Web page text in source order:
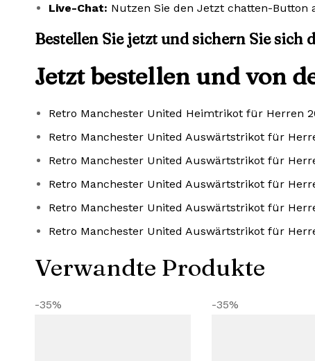
Live-Chat: Nutzen Sie den Jetzt chatten-Button
Bestellen Sie jetzt und sichern Sie sich
Jetzt bestellen und von
Retro Manchester United Heimtrikot für Herren
Retro Manchester United Auswärtstrikot für
Retro Manchester United Auswärtstrikot für
Retro Manchester United Auswärtstrikot für
Retro Manchester United Auswärtstrikot für
Retro Manchester United Auswärtstrikot für
Verwandte Produkte
-35% -35%